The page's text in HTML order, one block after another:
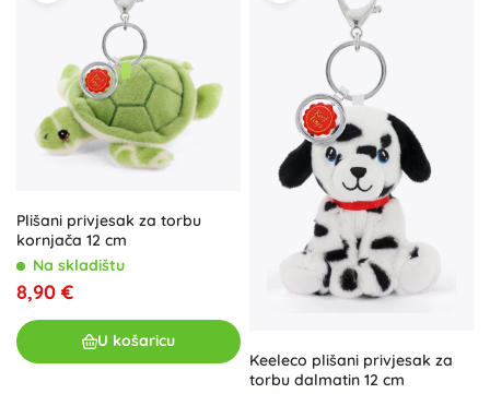
Plišani privjesak za torbu
kornjača 12 cm
Na skladištu
8,90 €
U košaricu
Keeleco plišani privjesak za
torbu dalmatin 12 cm